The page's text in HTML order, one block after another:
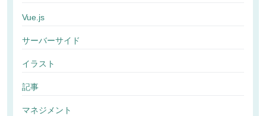
Vue.js
サーバーサイド
イラスト
記事
マネジメント